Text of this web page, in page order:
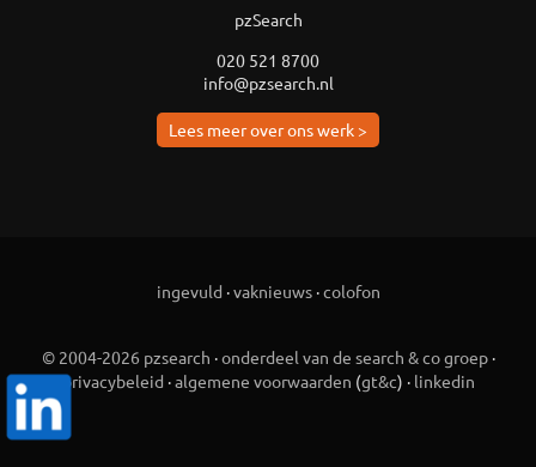
pzSearch
020 521 8700
info@pzsearch.nl
Lees meer over ons werk >
ingevuld ·vaknieuws·colofon
© 2004-2026 pzsearch ·onderdeel van de search & co groep·
privacybeleid ·algemene voorwaarden (gt&c) · linkedin